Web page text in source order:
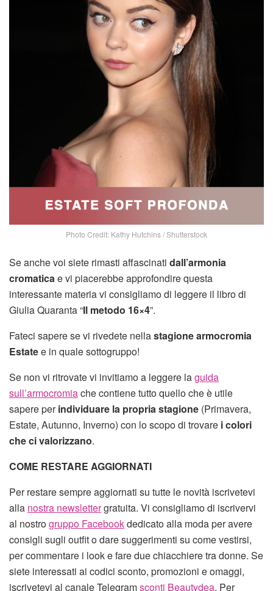
Photo Credit: Kathy Hutchins / Shutterstock
Se anche voi siete rimasti affascinati dall’armonia
cromaticae vi piacerebbe approfondire questa
interessante materia vi consigliamo di leggere il libro di
Giulia Quaranta “Il metodo 16×4”.
Fateci sapere se vi rivedete nellastagione armocromia
Estatee in quale sottogruppo!
Se non vi ritrovate vi invitiamo a leggere laguida
sull’armocromiache contiene tutto quello che è utile
sapere perindividuare la propria stagione (Primavera,
Estate, Autunno, Inverno) con lo scopo di trovare i colori
che ci valorizzano.
COME RESTARE AGGIORNATI
Per restare sempre aggiornati su tutte le novità iscrivetevi
alla nostra newslettergratuita. Vi consigliamo di iscrivervi
al nostrogruppo Facebookdedicato alla moda per avere
consigli sugli outfit o dare suggerimenti su come vestirsi,
per commentare i look e fare due chiacchiere tra donne. Se
siete interessati ai codici sconto, promozioni e omaggi,
iscrivetevi al canale Telegramsconti Beautydea. Per